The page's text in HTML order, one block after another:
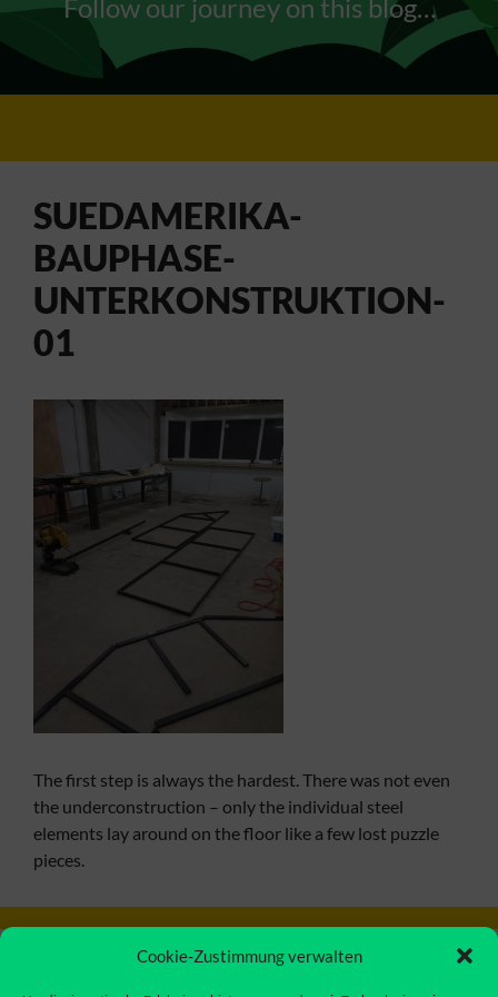
Cookie-Zustimmung verwalten
Follow our journey on this blog…
SUEDAMERIKA-
BAUPHASE-
UNTERKONSTRUKTION-
01
The first step is always the hardest. There was not even
the underconstruction – only the individual steel
elements lay around on the floor like a few lost puzzle
pieces.
LEAVE A COMMENT